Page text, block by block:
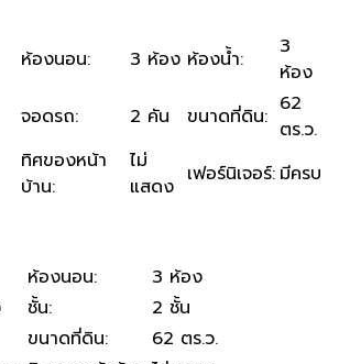
ห้องนอน: 3 ห้อง ห้องน้ำ:
3
ห้อง
จอดรถ: 2 คัน ขนาดที่ดิน: 62
ตร.ว.
ทิศของหน้า
บ้าน:
ไม่
แสดง เฟอร์นิเจอร์: มีครบ
ห้องนอน:
3 ห้อง
ชั้น:
2 ชั้น
ขนาดที่ดิน:
62 ตร.ว.